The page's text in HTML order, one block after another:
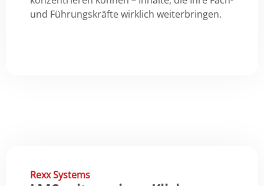
und Führungskräfte wirklich weiterbringen.
Rexx Systems